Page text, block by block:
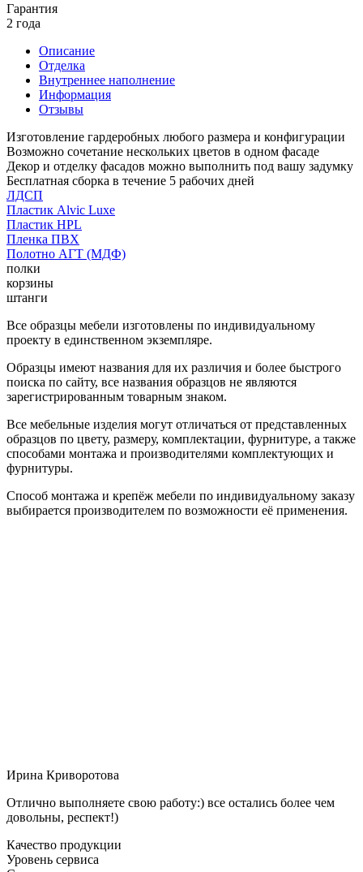
Гарантия
2 года
Описание
Отделка
Внутреннее наполнение
Информация
Отзывы
Изготовление гардеробных любого размера и конфигурации
Возможно сочетание нескольких цветов в одном фасаде
Декор и отделку фасадов можно выполнить под вашу задумку
Бесплатная сборка в течение 5 рабочих дней
ЛДСП
Пластик Alvic Luxe
Пластик HPL
Пленка ПВХ
Полотно АГТ (МДФ)
полки
корзины
штанги
Все образцы мебели изготовлены по индивидуальному
проекту в единственном экземпляре.
Образцы имеют названия для их различия и более быстрого
поиска по сайту, все названия образцов не являются
зарегистрированным товарным знаком.
Все мебельные изделия могут отличаться от представленных
образцов по цвету, размеру, комплектации, фурнитуре, а также
способами монтажа и производителями комплектующих и
фурнитуры.
Способ монтажа и крепёж мебели по индивидуальному заказу
выбирается производителем по возможности её применения.
Ирина Криворотова
Отлично выполняете свою работу:) все остались более чем
довольны, респект!)
Качество продукции
Уровень сервиса